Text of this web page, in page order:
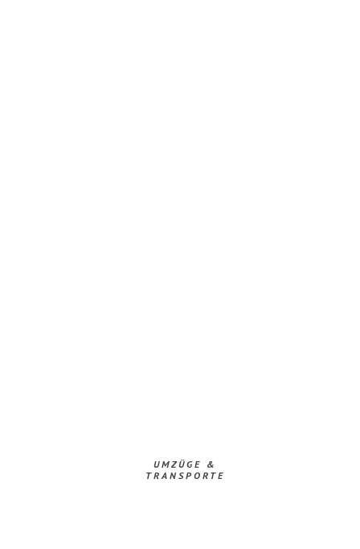
UMZÜGE &
TRANSPORTE